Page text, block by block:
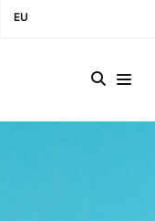
EU